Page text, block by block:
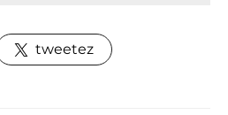
tweetez